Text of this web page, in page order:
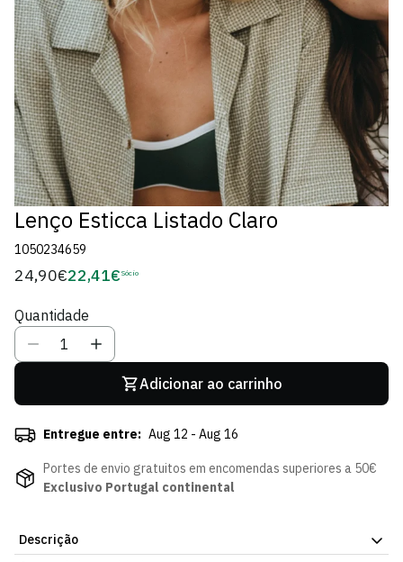
Lenço Esticca Listado Claro
1050234659
Preço
24,90€Preço
Sócio
22,41€ Sócio
Quantidade
Adicionar ao carrinho
Entregue entre: Aug 12 - Aug 16
Portes de envio gratuitos em encomendas superiores a 50€
Exclusivo Portugal continental
Descrição